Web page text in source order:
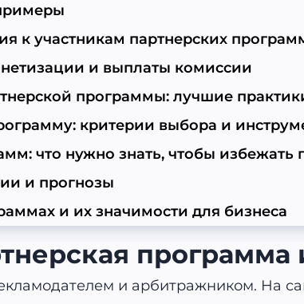
к участникам партнерских
и выплаты комиссии
программы: лучшие
критерии выбора и
что нужно знать, чтобы избежать
и прогнозы
и их значимости для бизнеса
программа
и арбитражником. На